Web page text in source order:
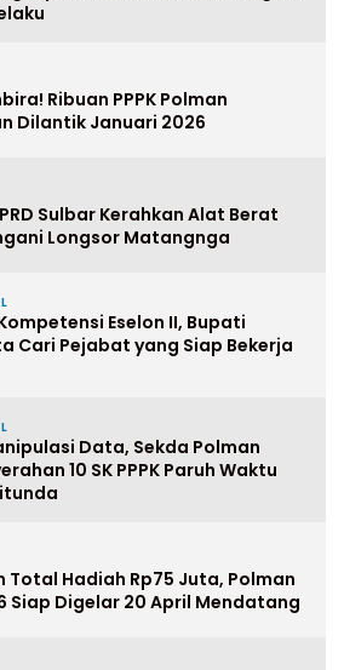
Ribuan PPPK Polman
Dilantik Januari 2026
Sulbar Kerahkan Alat Berat
Longsor Matangnga
Eselon II, Bupati
Cari Pejabat yang Siap Bekerja
Data, Sekda Polman
10 SK PPPK Paruh Waktu
Total Hadiah Rp75 Juta, Polman
Siap Digelar 20 April Mendatang